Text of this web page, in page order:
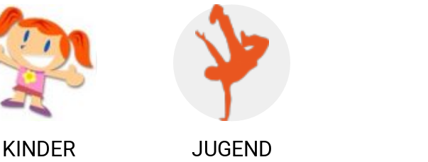
KINDER JUGEND